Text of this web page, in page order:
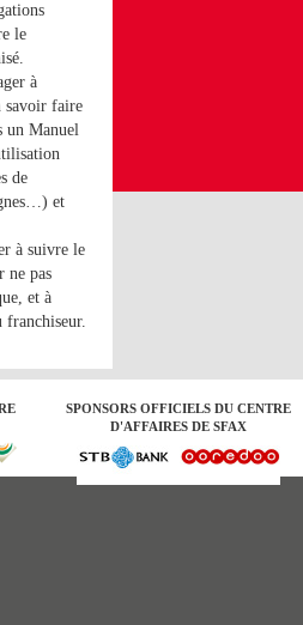
le
à
savoir faire
un Manuel
de
et
à suivre le
ne pas
et à
franchiseur.
SPONSORS OFFICIELS DU CENTRE
D'AFFAIRES DE SFAX